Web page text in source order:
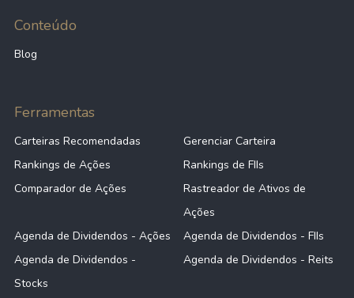
Conteúdo
Blog
Ferramentas
Carteiras Recomendadas
Gerenciar Carteira
Rankings de Ações
Rankings de FIIs
Comparador de Ações
Rastreador de Ativos de
Ações
Agenda de Dividendos - Ações
Agenda de Dividendos - FIIs
Agenda de Dividendos -
Stocks
Agenda de Dividendos - Reits